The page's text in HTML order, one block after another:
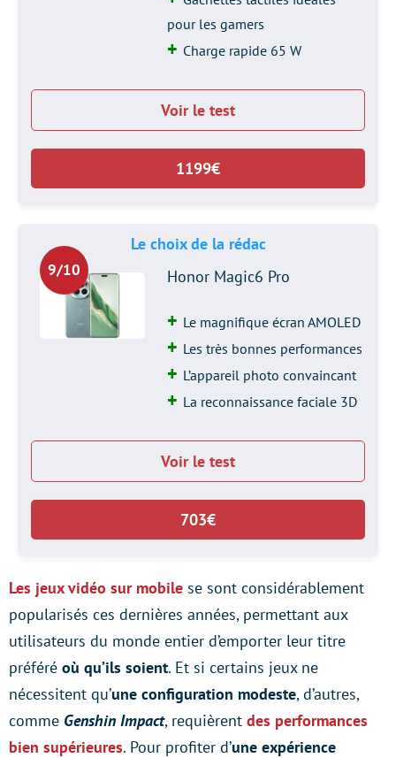
pour les gamers
Charge rapide 65 W
Voir le test
1199€
Le choix de la rédac
9/10 Honor Magic6 Pro
Le magnifique écran AMOLED
Les très bonnes performances
L’appareil photo convaincant
La reconnaissance faciale 3D
Voir le test
703€
Les jeux vidéo sur mobile se sont considérablement
popularisés ces dernières années, permettant aux
utilisateurs du monde entier d’emporter leur titre
préféré où qu’ils soient. Et si certains jeux ne
nécessitent qu’une configuration modeste, d’autres,
comme Genshin Impact, requièrent des performances
bien supérieures. Pour profiter d’une expérience